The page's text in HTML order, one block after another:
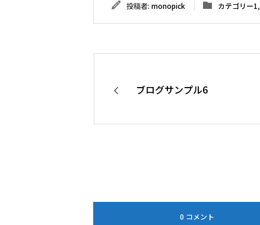
投稿者: monopick カテゴリー1,
ブログサンプル6
0 コメント